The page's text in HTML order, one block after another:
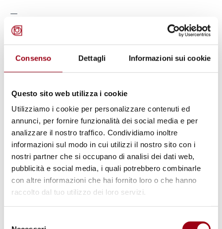
Consenso Dettagli Informazioni sui cookie
Questo sito web utilizza i cookie
Utilizziamo i cookie per personalizzare contenuti ed
annunci, per fornire funzionalità dei social media e per
analizzare il nostro traffico. Condividiamo inoltre
informazioni sul modo in cui utilizzi il nostro sito con i
nostri partner che si occupano di analisi dei dati web,
pubblicità e social media, i quali potrebbero combinarle
con altre informazioni che hai fornito loro o che hanno
raccolto dal tuo utilizzo dei loro servizi.
COMITATO EUROPEO DEI DIRITTI SOCIALI (CEDS)
Comitato europeo dei diritti
sociali: Conclusioni sull'Italia nel